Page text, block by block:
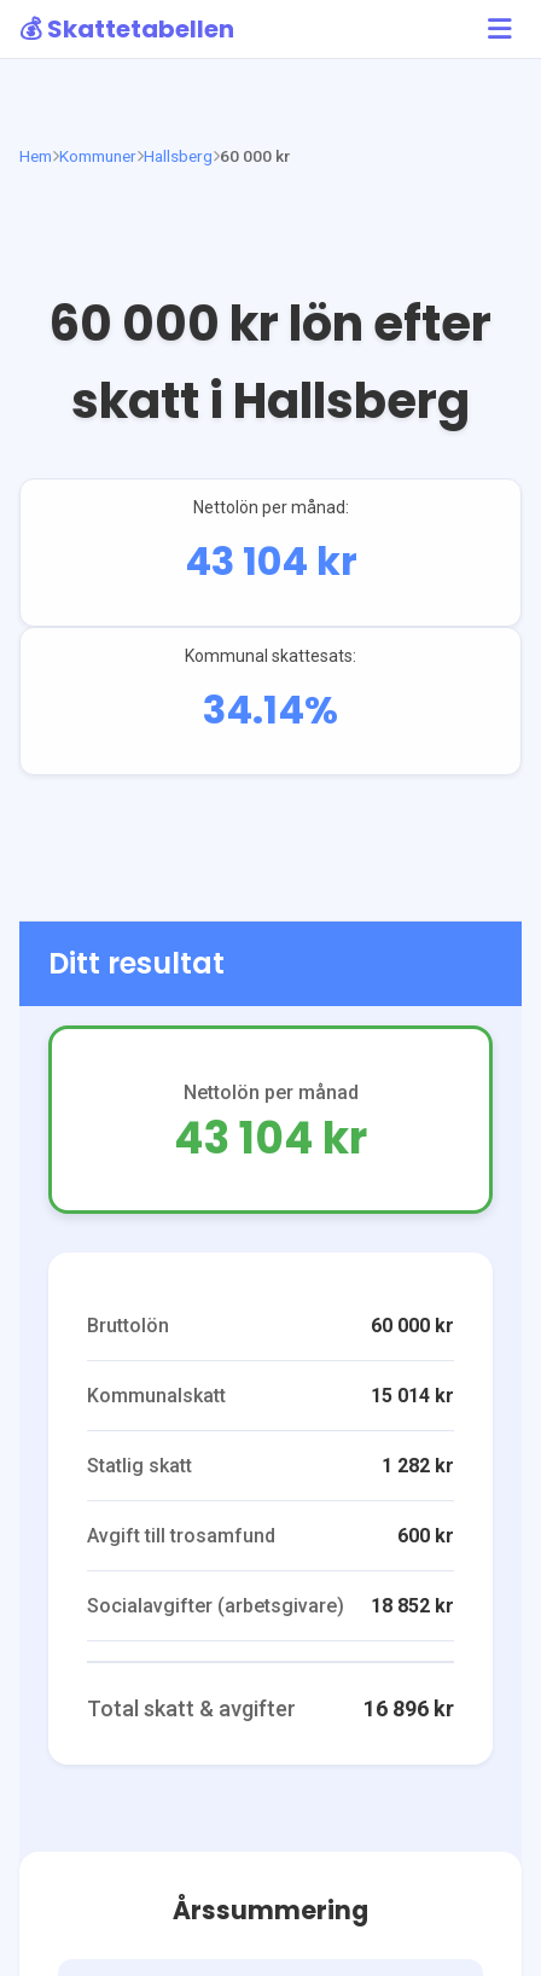
💰 Skattetabellen
Hem Kommuner Hallsberg 60 000 kr
60 000 kr lön efter
skatt i Hallsberg
Nettolön per månad:
43 104 kr
Kommunal skattesats:
34.14%
Ditt resultat
Nettolön per månad
43 104 kr
Bruttolön 60 000 kr
Kommunalskatt 15 014 kr
Statlig skatt 1 282 kr
Avgift till trosamfund 600 kr
Socialavgifter (arbetsgivare) 18 852 kr
Total skatt & avgifter 16 896 kr
Årssummering